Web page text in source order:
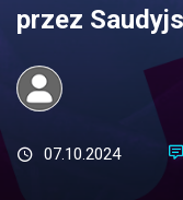
przez
07.10.2024